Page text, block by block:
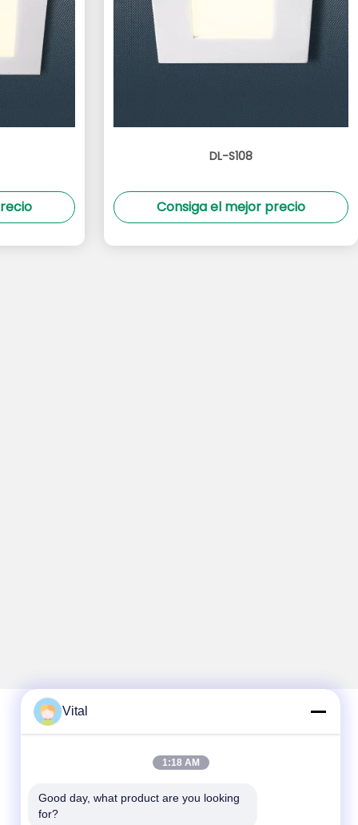
DL-S108
Consiga el mejor precio
Contacto rápido
Teléfono
Vital
1:18 AM
Good day, what product are you looking
for?